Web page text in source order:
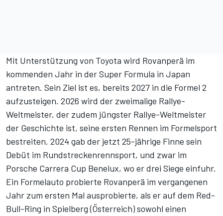
Mit Unterstützung von Toyota wird Rovanperä im
kommenden Jahr in der Super Formula in Japan
antreten. Sein Ziel ist es, bereits 2027 in die Formel 2
aufzusteigen. 2026 wird der zweimalige Rallye-
Weltmeister, der zudem jüngster Rallye-Weltmeister
der Geschichte ist, seine ersten Rennen im Formelsport
bestreiten. 2024 gab der jetzt 25-jährige Finne sein
Debüt im Rundstreckenrennsport, und zwar im
Porsche Carrera Cup Benelux, wo er drei Siege einfuhr.
Ein Formelauto probierte Rovanperä im vergangenen
Jahr zum ersten Mal ausprobierte, als er auf dem Red-
Bull-Ring in Spielberg (Österreich) sowohl einen